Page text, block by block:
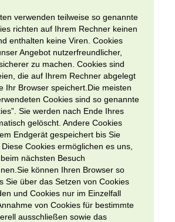
verwenden teilweise so genannte
richten auf Ihrem Rechner keinen
enthalten keine Viren. Cookies
Angebot nutzerfreundlicher,
zu machen. Cookies sind
die auf Ihrem Rechner abgelegt
Ihr Browser speichert.Die meisten
Cookies sind so genannte
Sie werden nach Ende Ihres
gelöscht. Andere Cookies
Endgerät gespeichert bis Sie
Cookies ermöglichen es uns,
nächsten Besuch
können Ihren Browser so
Sie über das Setzen von Cookies
und Cookies nur im Einzelfall
von Cookies für bestimmte
ausschließen sowie das